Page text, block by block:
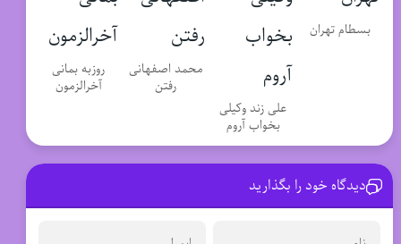
بسطام تهران
علی زند وکیلی
بخواب آروم
محمد اصفهانی
رفتن
روزبه بمانی
آخرالزمون
دیدگاه خود را بگذارید